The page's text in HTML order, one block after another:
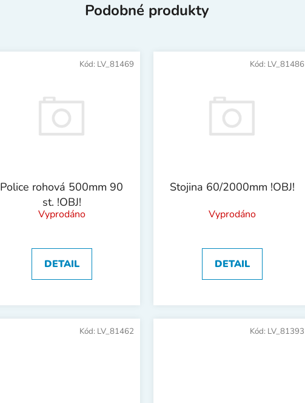
Podobné produkty
Police rohová 500mm 90
st. !OBJ!
Vyprodáno
DETAIL
Kód: LV_81469
Stojina 60/2000mm !OBJ!
Vyprodáno
DETAIL
Kód: LV_81486
Kód: LV_81462 Kód: LV_81393